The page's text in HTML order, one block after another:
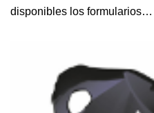
disponibles los formularios…